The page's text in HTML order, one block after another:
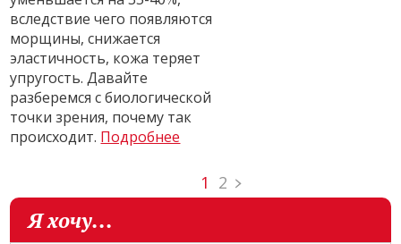
вследствие чего появляются
морщины, снижается
эластичность, кожа теряет
упругость. Давайте
разберемся с биологической
точки зрения, почему так
происходит. Подробнее
1 2
Я хочу...